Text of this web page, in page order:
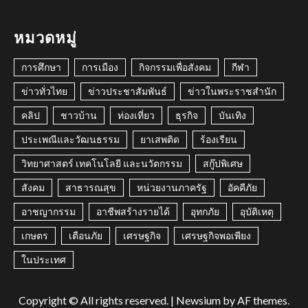
หมวดหมู่
การศึกษา การเมือง กิจกรรมเพื่อสังคม กีฬา
ข่าวทั่วไทย ข่าวประชาสัมพันธ์ ข่าวในพระราชสำนัก
คลิป ชาวบ้าน ท่องเที่ยว ธุรกิจ บันเทิง
ประเพณีและวัฒนธรรม ยาเสพติด ร้องเรียน
วิทยาศาสตร์ เทคโนโลยี และนวัตกรรม สกู๊ปพิเศษ
สังคม สาธารณสุข หน่วยงานภาครัฐ อัคคีภัย
อาชญากรรม อาชีพสร้างรายได้ อุทกภัย อุบัติเหตุ
เกษตร เตือนภัย เศรษฐกิจ เศรษฐกิจพอเพียง
ในประเทศ
Copyright © All rights reserved. | Newsium by AF themes.